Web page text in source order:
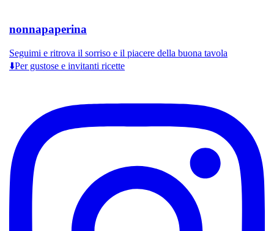
nonnapaperina
Seguimi e ritrova il sorriso e il piacere della buona tavola
⬇️Per gustose e invitanti ricette